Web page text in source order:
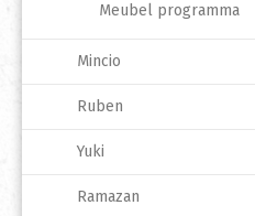
Meubel programma
Mincio
Ruben
Yuki
Ramazan